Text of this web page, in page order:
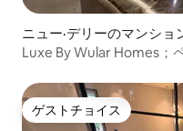
ニュー·デリーのマンショ
Luxe By Wular Homes；
ゲストチョイス
ゲストチョイス